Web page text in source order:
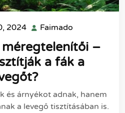
2024 október
2024
Faimado
–
a fák a
és árnyékot adnak, hanem
a levegő tisztításában is.